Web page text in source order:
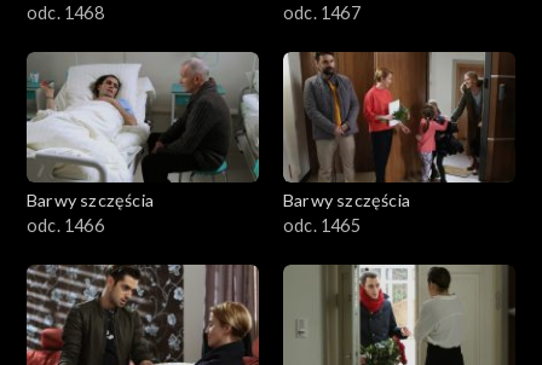
odc. 1468
odc. 1467
Barwy szczęścia
odc. 1466
Barwy szczęścia
odc. 1465